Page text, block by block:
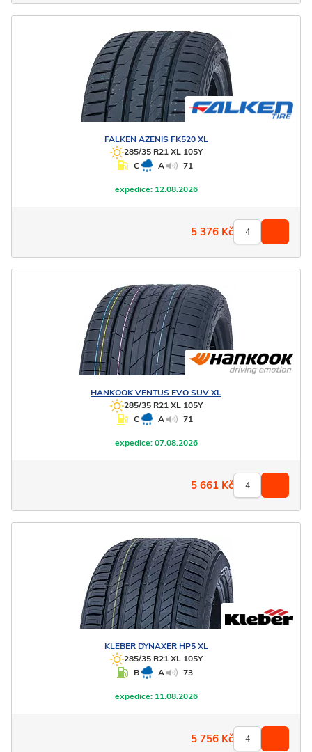
FALKEN AZENIS FK520 XL
285/35 R21 XL 105Y
C
A 71
expedice:12.08.2026
5 376 Kč
HANKOOKVENTUS EVO SUV XL
285/35 R21 XL 105Y
C
A 71
expedice:07.08.2026
5 661 Kč
KLEBERDYNAXER HP5 XL
285/35 R21 XL 105Y
B
A 73
expedice:11.08.2026
5 756 Kč